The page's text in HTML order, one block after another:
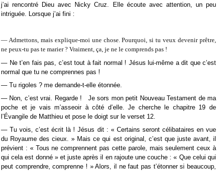
j’ai rencontré Dieu avec Nicky Cruz. Elle écoute avec attention, un peu
intriguée. Lorsque j’ai fini :
— Admettons, mais explique-moi une chose. Pourquoi, si tu veux devenir prêtre,
ne peux-tu pas te marier ? Vraiment, ça, je ne le comprends pas !
— Ne t’en fais pas, c’est tout à fait normal ! Jésus lui-même a dit que c’est
normal que tu ne comprennes pas !
— Tu rigoles ? me demande-t-elle étonnée.
— Non, c’est vrai. Regarde !
Je sors mon petit Nouveau Testament de ma
poche et je vais m’asseoir àcôté d’elle. Je cherche le chapitre 19 de
’Évangile de Matthieu et pose le doigt sur le verset 12.
— Tu vois, c’est écrit là ! Jésus dit : « Certains seront célibataires en vue
du Royaume des cieux. » Mais ce qui est original, c’est que juste avant, il
prévient : « Tous ne comprennent pas cette parole, mais seulement ceux à
qui cela est donné » et juste après il en rajoute une couche : « Que celui qui
peut comprendre, comprenne ! » Alors, il ne faut pas t’étonner si beaucoup,